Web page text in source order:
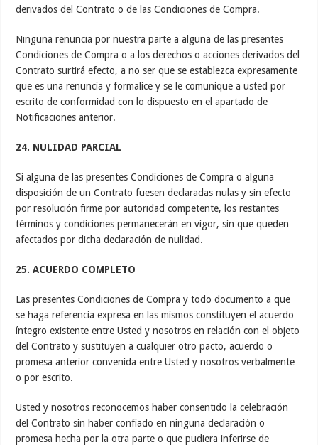
derivados del Contrato o de las Condiciones de Compra.
Ninguna renuncia por nuestra parte a alguna de las presentes
Condiciones de Compra o a los derechos o acciones derivados del
Contrato surtirá efecto, a no ser que se establezca expresamente
que es una renuncia y formalice y se le comunique a usted por
escrito de conformidad con lo dispuesto en el apartado de
Notificaciones anterior.
24. NULIDAD PARCIAL
Si alguna de las presentes Condiciones de Compra o alguna
disposición de un Contrato fuesen declaradas nulas y sin efecto
por resolución firme por autoridad competente, los restantes
términos y condiciones permanecerán en vigor, sin que queden
afectados por dicha declaración de nulidad.
25. ACUERDO COMPLETO
Las presentes Condiciones de Compra y todo documento a que
se haga referencia expresa en las mismos constituyen el acuerdo
íntegro existente entre Usted y nosotros en relación con el objeto
del Contrato y sustituyen a cualquier otro pacto, acuerdo o
promesa anterior convenida entre Usted y nosotros verbalmente
o por escrito.
Usted y nosotros reconocemos haber consentido la celebración
del Contrato sin haber confiado en ninguna declaración o
promesa hecha por la otra parte o que pudiera inferirse de